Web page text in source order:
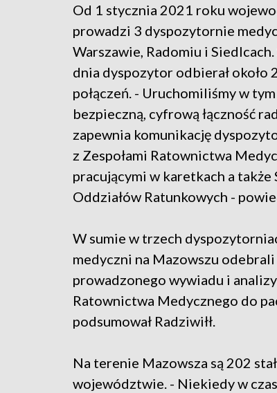
Od 1 stycznia 2021 roku
prowadzi 3 dyspozytornie
Warszawie, Radomiu i
dnia dyspozytor odbierał około
połączeń. - Uruchomiliśmy w
bezpieczną, cyfrową łączność
zapewnia komunikację
z Zespołami Ratownictwa
pracującymi w karetkach a także
Oddziałów Ratunkowych -
W sumie w trzech
medyczni na Mazowszu
prowadzonego wywiadu i
Ratownictwa Medycznego do
podsumował Radziwiłł.
Na terenie Mazowsza są 202
województwie. - Niekiedy w